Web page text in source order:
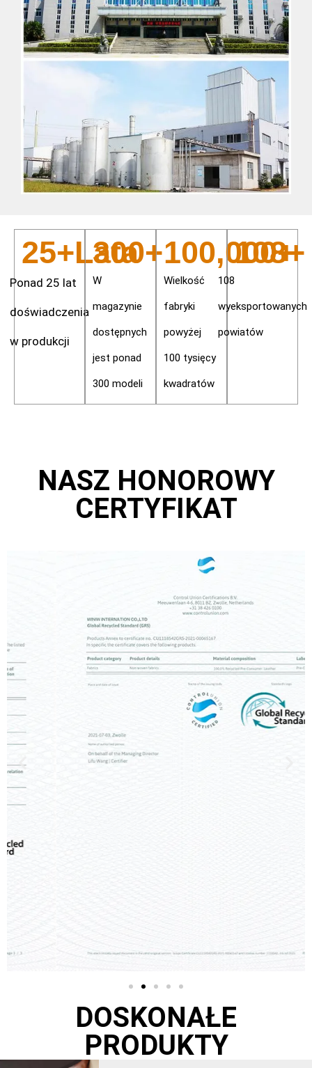
Ponad 25 lat
doświadczenia
w produkcji
25+Lata
W
magazynie
dostępnych
jest ponad
300 modeli
300+
Wielkość
fabryki
powyżej
100 tysięcy
kwadratów
100,000+
108
wyeksportowanych
powiatów
108+
NASZ HONOROWY
CERTYFIKAT
DOSKONAŁE
PRODUKTY